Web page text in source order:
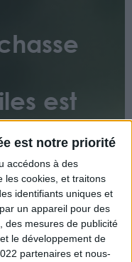
est notre priorité
accédons à des
les cookies, et traitons
identifiants uniques et
un appareil pour des
des mesures de publicité
le développement de
partenaires et nous-
est
est